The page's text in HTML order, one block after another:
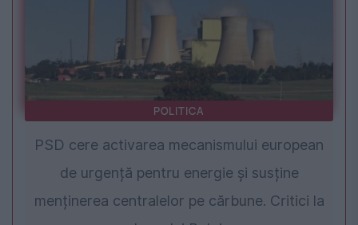
POLITICA
PSD cere activarea mecanismului european
de urgență pentru energie și susține
menținerea centralelor pe cărbune. Critici la